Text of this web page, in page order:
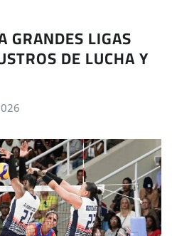
GRANDES LIGAS
DE LUCHA Y